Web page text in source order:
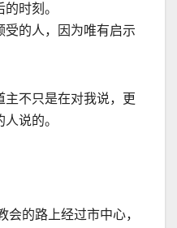
时刻。
受的人，因为唯有启示
不只是在对我说，更
说的。
会的路上经过市中心，